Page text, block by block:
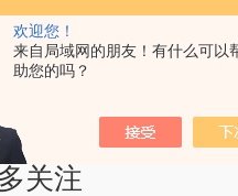
欢迎您！
来自局域网的朋友！有什么可以
助您的吗？
业式超声波清洗机-722紫外可见分光光度计 高剪切均质分散机,成套反应釜装置,工业式超声波清洗机-722紫外可见分光光度计 高剪切均质分散机,成套反应釜装置,工业式超声波清洗机-722紫外可见分光光度计 高剪切均质分散机,成套反应釜装置,工业式超声波清洗机-722紫外可见分光光度计 高剪切均质分散机,成套反应釜装置,工业式超声波清洗机-722紫外可见分光光度计 高剪切均质分散机,成套反应釜装置,工业式超声波清洗机-722紫
关注